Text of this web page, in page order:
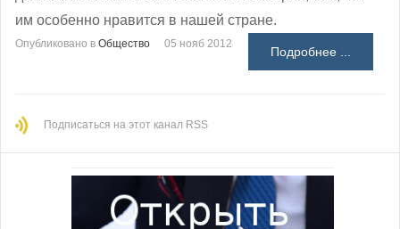
им особенно нравится в нашей стране.
Опубликовано в Общество 05 нояб 2012
Подробнее ...
Подписаться на этот канал RSS